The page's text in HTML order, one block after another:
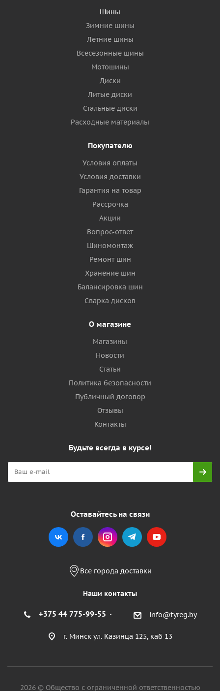
Шины
Зимние шины
Летние шины
Всесезонные шины
Мотошины
Диски
Литые диски
Стальные диски
Расходные материалы
Покупателю
Условия оплаты
Условия доставки
Гарантия на товар
Рассрочка
Акции
Вопрос-ответ
Шиномонтаж
Ремонт шин
Хранение шин
Балансировка шин
Сварка дисков
О магазине
Магазины
Новости
Статьи
Политика безопасности
Публичный договор
Отзывы
Контакты
Будьте всегда в курсе!
Оставайтесь на связи
Все города доставки
Наши контакты
+375 44 775-99-55 info@tyreg.by
г. Минск ул. Казинца 125, каб 13
2026 © Общество с ограниченной ответственностью